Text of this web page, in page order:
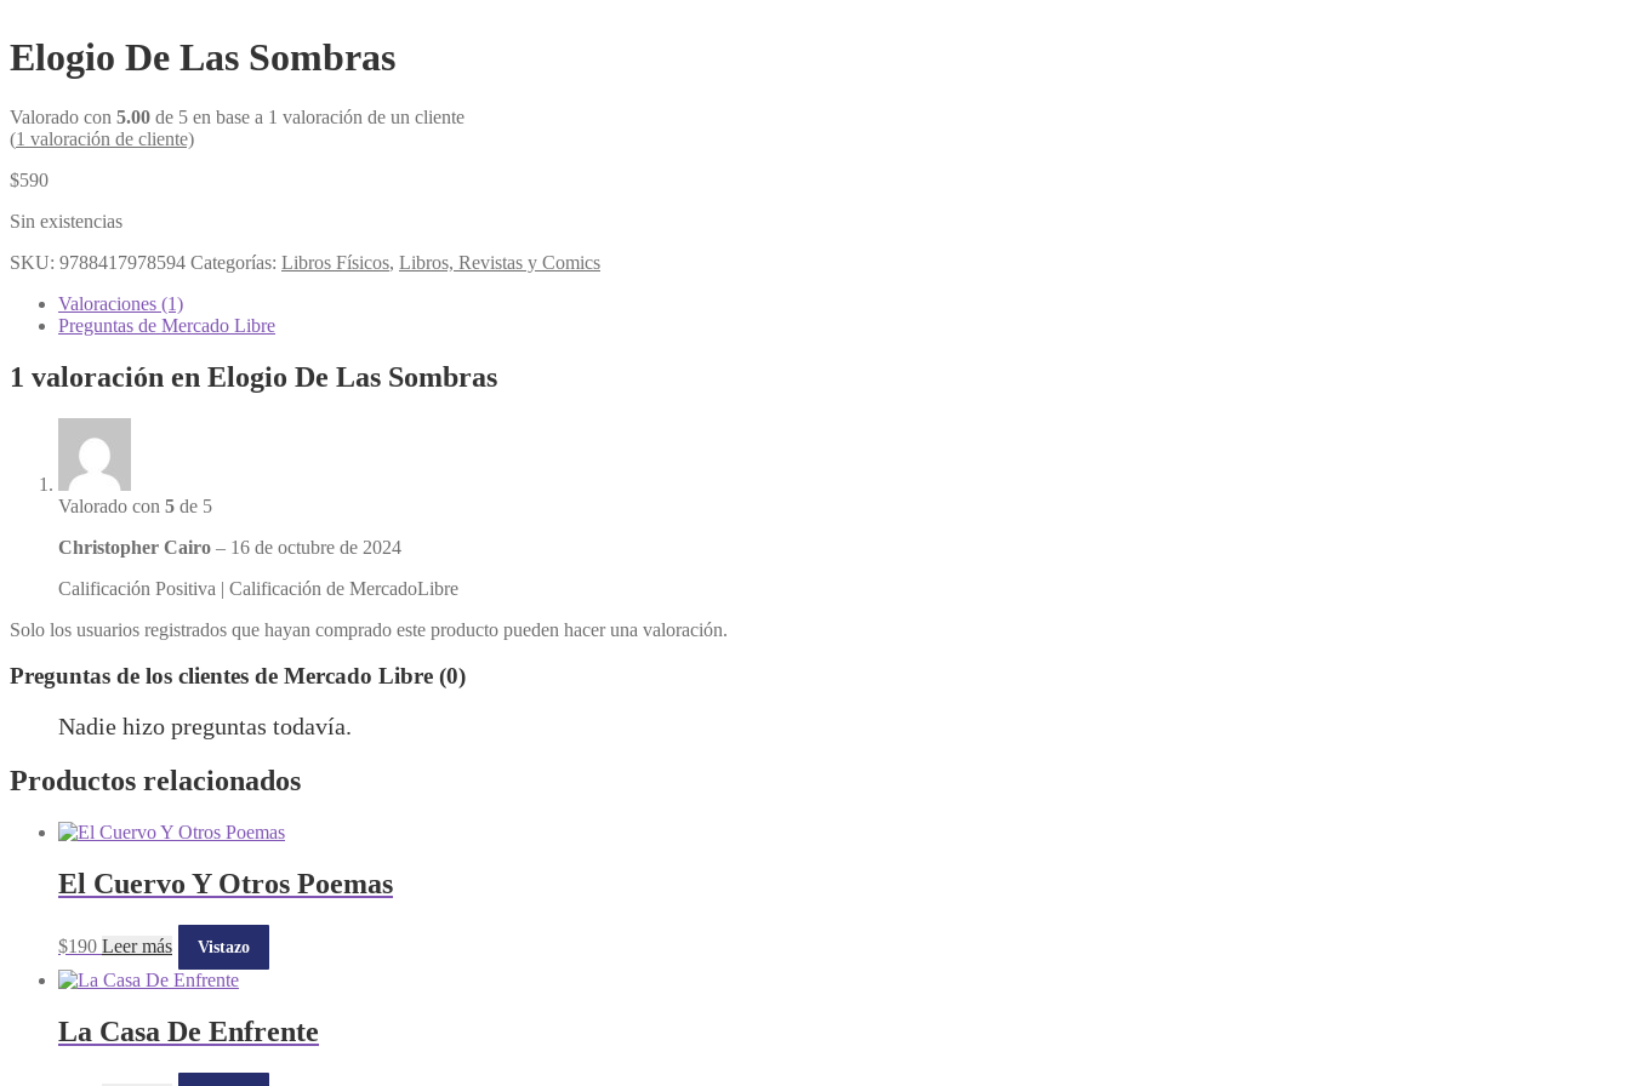
Elogio De Las Sombras
Valorado con 5.00 de 5 en base a 1 valoración de un cliente
(1 valoración de cliente)
$590
Sin existencias
SKU: 9788417978594 Categorías: Libros Físicos, Libros, Revistas y Comics
Valoraciones (1)
Preguntas de Mercado Libre
1 valoración en Elogio De Las Sombras
Valorado con 5 de 5
Christopher Cairo – 16 de octubre de 2024
Calificación Positiva | Calificación de MercadoLibre
Solo los usuarios registrados que hayan comprado este producto pueden hacer una valoración.
Preguntas de los clientes de Mercado Libre (0)
Nadie hizo preguntas todavía.
Productos relacionados
El Cuervo Y Otros Poemas
$190 Leer más Vistazo
La Casa De Enfrente